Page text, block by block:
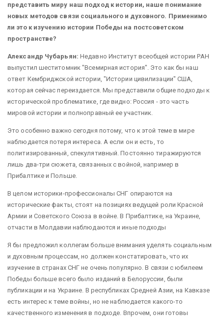
представить миру наш подход к истории, наше понимание
новых методов связи социального и духовного. Применимо
ли это к изучению истории Победы на постсоветском
пространстве?
Александр Чубарьян: Недавно Институт всеобщей истории РАН
выпустил шеститомник "Всемирная история". Это как бы наш
ответ Кембриджской истории, "Истории цивилизации" США,
которая сейчас переиздается. Мы представили общие подходы к
исторической проблематике, где видно: Россия - это часть
мировой истории и полноправный ее участник.
Это особенно важно сегодня потому, что к этой теме в мире
наблюдается потеря интереса. А если он и есть, то
политизированный, спекулятивный. Постоянно тиражируются
лишь два-три сюжета, связанных с войной, например в
Прибалтике и Польше.
В целом историки-профессионалы СНГ опираются на
исторические факты, стоят на позициях ведущей роли Красной
Армии и Советского Союза в войне. В Прибалтике, на Украине,
отчасти в Молдавии наблюдаются и иные подходы
Я бы предложил коллегам больше внимания уделять социальным
и духовным процессам, но должен констатировать, что их
изучение в странах СНГ не очень популярно. В связи с юбилеем
Победы больше всего было изданий в Белоруссии, были
публикации и на Украине. В республиках Средней Азии, на Кавказе
есть интерес к теме войны, но не наблюдается какого-то
качественного изменения в подходе. Впрочем, они готовы